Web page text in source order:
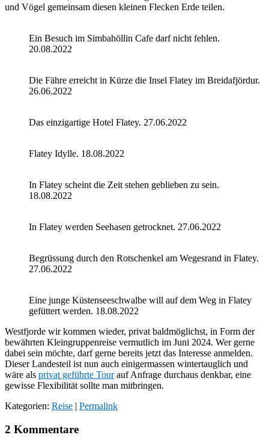
und Vögel gemeinsam diesen kleinen Flecken Erde teilen.
Ein Besuch im Simbahöllin Cafe darf nicht fehlen.
20.08.2022
Die Fähre erreicht in Kürze die Insel Flatey im Breidafjördur.
26.06.2022
Das einzigartige Hotel Flatey. 27.06.2022
Flatey Idylle. 18.08.2022
In Flatey scheint die Zeit stehen geblieben zu sein.
18.08.2022
In Flatey werden Seehasen getrocknet. 27.06.2022
Begrüssung durch den Rotschenkel am Wegesrand in Flatey.
27.06.2022
Eine junge Küstenseeschwalbe will auf dem Weg in Flatey
gefüttert werden. 18.08.2022
Westfjorde wir kommen wieder, privat baldmöglichst, in Form der
bewährten Kleingruppenreise vermutlich im Juni 2024. Wer gerne
dabei sein möchte, darf gerne bereits jetzt das Interesse anmelden.
Dieser Landesteil ist nun auch einigermassen wintertauglich und
wäre als privat geführte Tourauf Anfrage durchaus denkbar, eine
gewisse Flexibilität sollte man mitbringen.
Kategorien: Reise | Permalink
2 Kommentare